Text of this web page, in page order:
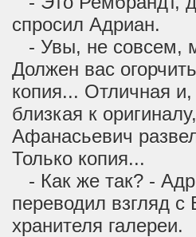
спросил Адриан.
- Увы, не совсем,
Должен вас
копия... Отличная
близкая к
Афанасьевич
Только копия...
- Как же так? -
переводил взгляд с
хранителя галереи.